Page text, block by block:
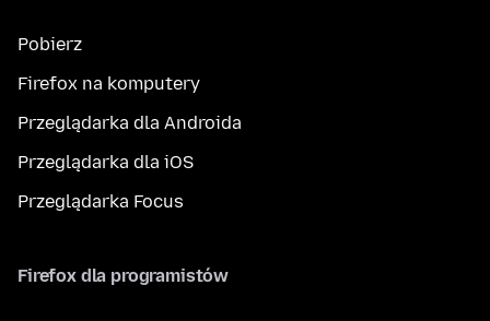
Pobierz
Firefox na komputery
Przeglądarka dla Androida
Przeglądarka dla iOS
Przeglądarka Focus
Firefox dla programistów